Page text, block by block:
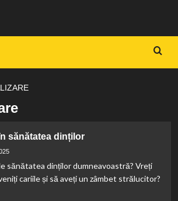
sănătatea dinților
sănătatea dinților dumneavoastră? Vreți
cariile și să aveți un zâmbet strălucitor?